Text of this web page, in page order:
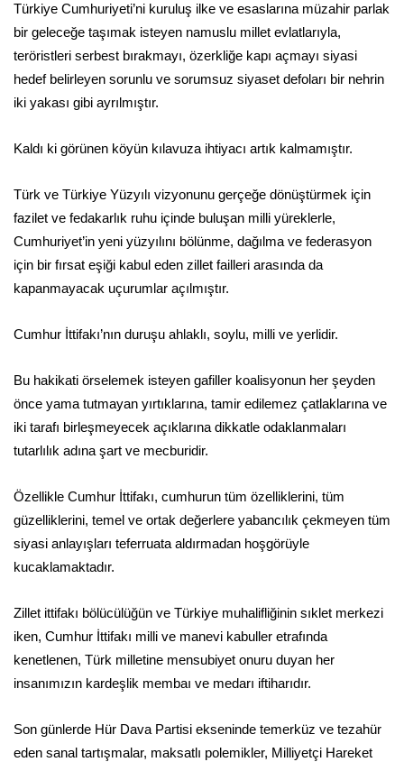
Türkiye Cumhuriyeti’ni kuruluş ilke ve esaslarına müzahir parlak
bir geleceğe taşımak isteyen namuslu millet evlatlarıyla,
teröristleri serbest bırakmayı, özerkliğe kapı açmayı siyasi
hedef belirleyen sorunlu ve sorumsuz siyaset defoları bir nehrin
iki yakası gibi ayrılmıştır.
Kaldı ki görünen köyün kılavuza ihtiyacı artık kalmamıştır.
Türk ve Türkiye Yüzyılı vizyonunu gerçeğe dönüştürmek için
fazilet ve fedakarlık ruhu içinde buluşan milli yüreklerle,
Cumhuriyet’in yeni yüzyılını bölünme, dağılma ve federasyon
için bir fırsat eşiği kabul eden zillet failleri arasında da
kapanmayacak uçurumlar açılmıştır.
Cumhur İttifakı’nın duruşu ahlaklı, soylu, milli ve yerlidir.
Bu hakikati örselemek isteyen gafiller koalisyonun her şeyden
önce yama tutmayan yırtıklarına, tamir edilemez çatlaklarına ve
iki tarafı birleşmeyecek açıklarına dikkatle odaklanmaları
tutarlılık adına şart ve mecburidir.
Özellikle Cumhur İttifakı, cumhurun tüm özelliklerini, tüm
güzelliklerini, temel ve ortak değerlere yabancılık çekmeyen tüm
siyasi anlayışları teferruata aldırmadan hoşgörüyle
kucaklamaktadır.
Zillet ittifakı bölücülüğün ve Türkiye muhalifliğinin sıklet merkezi
iken, Cumhur İttifakı milli ve manevi kabuller etrafında
kenetlenen, Türk milletine mensubiyet onuru duyan her
insanımızın kardeşlik membaı ve medarı iftiharıdır.
Son günlerde Hür Dava Partisi ekseninde temerküz ve tezahür
eden sanal tartışmalar, maksatlı polemikler, Milliyetçi Hareket